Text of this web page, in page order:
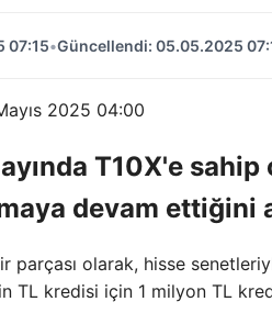
07:15•Güncellendi: 05.05.2025
2025 04:00
T10X'e
devam ettiğini
parçası olarak, hisse
TL kredisi için 1 milyon TL